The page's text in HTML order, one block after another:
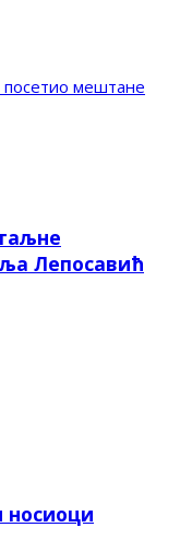
мештане
Лепосавић
носиоци